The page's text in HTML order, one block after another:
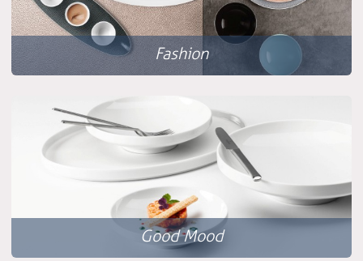
Fashion
Good Mood